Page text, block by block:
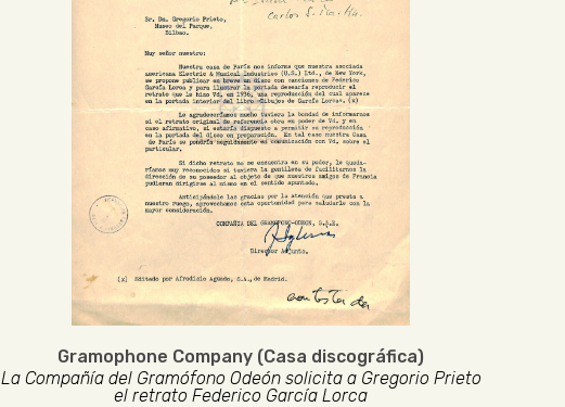
Gramophone Company (Casa discográfica)
La Compañía del Gramófono Odeón solicita a Gregorio Prieto
el retrato Federico García Lorca